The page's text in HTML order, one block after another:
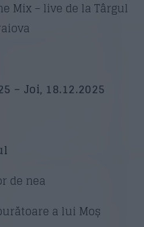
Mix – live de la Târgul
– Joi, 18.12.2025
de nea
a lui Moș